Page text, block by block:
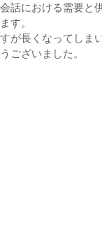
話における需要と
す。
が長くなってしま
ございました。